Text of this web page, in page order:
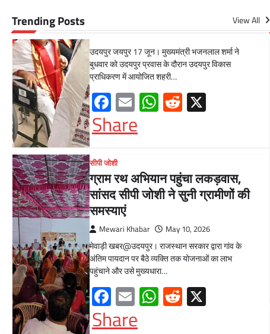
Trending Posts View All
Mewari Khabar June 17, 2026
उदयपुर जयपुर 17 जून। मुख्यमंत्री भजनलाल शर्मा ने
बुधवार को उदयपुर प्रवास के दौरान उदयपुर विकास
प्राधिकरण में आयोजित शहरी…
Facebook
EmailWhatsApp
Reddit
X
Share
सीपी जोशी
ग्राम रथ अभियान पहुंचा लकड़वास,
सांसद सीपी जोशी ने सुनी ग्रामीणों की
समस्याएं
Mewari Khabar May 10, 2026
मेवाड़ी खबर@उदयपुर। राजस्थान सरकार द्वारा गांव के
अंतिम पायदान पर बैठे व्यक्ति तक योजनाओं का लाभ
पहुंचाने और उसे मुख्यधारा…
Facebook
EmailWhatsApp
Reddit
X
Share